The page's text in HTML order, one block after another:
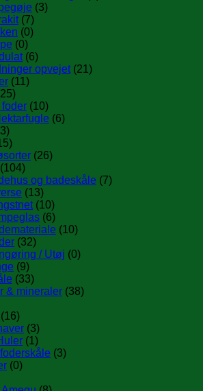
(3)
(7)
(0)
(0)
(6)
opvejet (21)
(11)
foder (10)
(6)
(26)
(104)
og badeskåle (7)
(13)
(10)
(6)
(10)
(32)
/ Utøj (0)
(9)
(33)
& mineraler (38)
(16)
(3)
(1)
(3)
(0)